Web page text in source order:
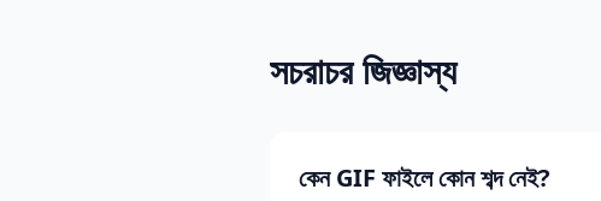
সচরাচর জিজ্ঞাস্য
কেন GIF ফাইলে কোন শব্দ নেই?